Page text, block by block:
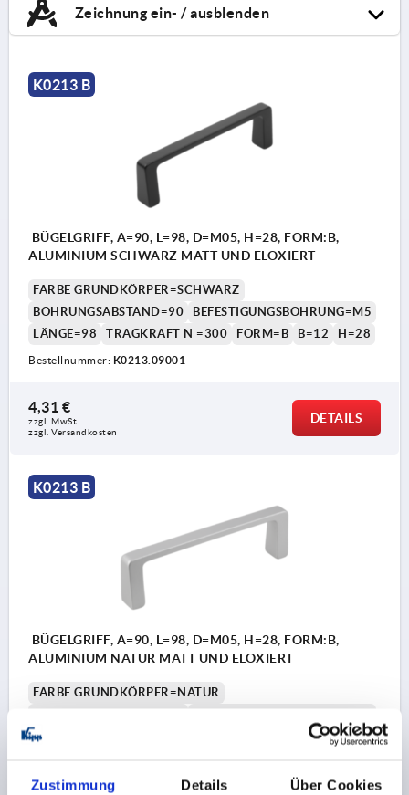
Zustimmung Details Über Cookies
Zeichnung ein- / ausblenden
K0213 B
BÜGELGRIFF, A=90, L=98, D=M05, H=28, FORM:B,
ALUMINIUM SCHWARZ MATT UND ELOXIERT
FARBE GRUNDKÖRPER=SCHWARZ
BOHRUNGSABSTAND=90
BEFESTIGUNGSBOHRUNG=M5
LÄNGE=98
TRAGKRAFT N =300 FORM=B B=12 H=28
Bestellnummer: K0213.09001
4,31 €
zzgl. MwSt.
zzgl. Versandkosten
DETAILS
K0213 B
BÜGELGRIFF, A=90, L=98, D=M05, H=28, FORM:B,
ALUMINIUM NATUR MATT UND ELOXIERT
FARBE GRUNDKÖRPER=NATUR
LÄNGE=98
B=12 H=28